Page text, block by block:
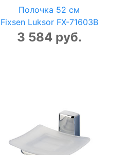
Полочка 52 см
Fixsen Luksor FX-71603B
3 584 руб.